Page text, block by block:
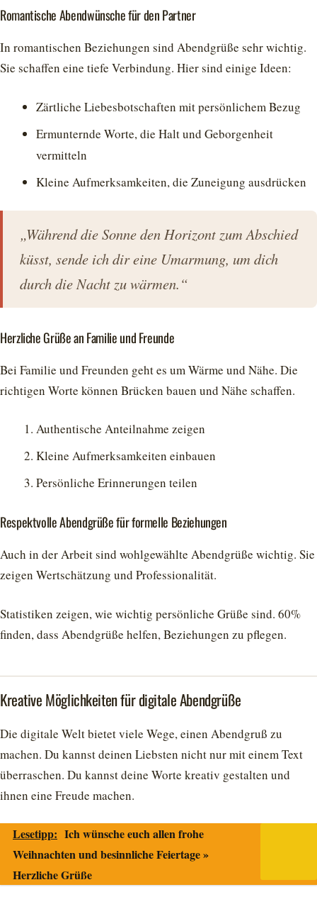
Romantische Abendwünsche für den Partner
In romantischen Beziehungen sind Abendgrüße sehr wichtig.
Sie schaffen eine tiefe Verbindung. Hier sind einige Ideen:
Zärtliche Liebesbotschaften mit persönlichem Bezug
Ermunternde Worte, die Halt und Geborgenheit
vermitteln
Kleine Aufmerksamkeiten, die Zuneigung ausdrücken
„Während die Sonne den Horizont zum Abschied
küsst, sende ich dir eine Umarmung, um dich
durch die Nacht zu wärmen.“
Herzliche Grüße an Familie und Freunde
Bei Familie und Freunden geht es um Wärme und Nähe. Die
richtigen Worte können Brücken bauen und Nähe schaffen.
Authentische Anteilnahme zeigen
Kleine Aufmerksamkeiten einbauen
Persönliche Erinnerungen teilen
Respektvolle Abendgrüße für formelle Beziehungen
Auch in der Arbeit sind wohlgewählte Abendgrüße wichtig. Sie
zeigen Wertschätzung und Professionalität.
Statistiken zeigen, wie wichtig persönliche Grüße sind. 60%
finden, dass Abendgrüße helfen, Beziehungen zu pflegen.
Kreative Möglichkeiten für digitale Abendgrüße
Die digitale Welt bietet viele Wege, einen Abendgruß zu
machen. Du kannst deinen Liebsten nicht nur mit einem Text
überraschen. Du kannst deine Worte kreativ gestalten und
ihnen eine Freude machen.
Lesetipp: Ich wünsche euch allen frohe
Weihnachten und besinnliche Feiertage »
Herzliche Grüße